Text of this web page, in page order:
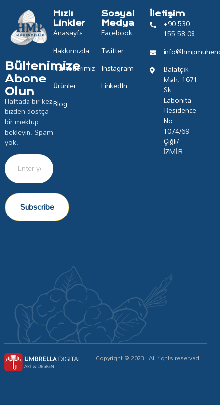
Bültenimize
Abone
Olun
Haftada bir kez
bizden dostça
bir mektup
bekleyin. Spam
yok.
Subscribe
Hızlı
Linkler
Anasayfa
Hakkımızda
Hizmetlerimiz
Ürünler
Blog
Sosyal
Medya
Facebook
Twitter
Instagram
LinkedIn
İletişim
+90 530
155 58 08
Balatçık
Mah. 1671
Sk.
Labonita
Residence
No:
1074/69
Çiğli/
İZMİR
Copyright © 2023 . All rights reserved.